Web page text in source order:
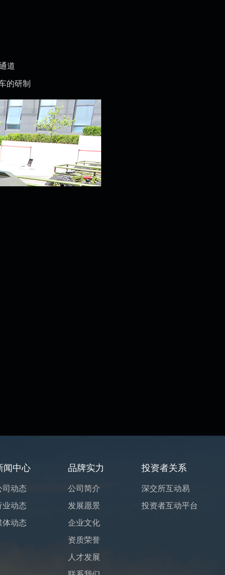
道
的研制
闻中心
司动态
业动态
体动态
品牌实力
公司简介
发展愿景
企业文化
资质荣誉
人才发展
投资者关系
深交所互动易
投资者互动平台